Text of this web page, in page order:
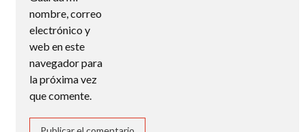
nombre, correo
electrónico y
web en este
navegador para
la próxima vez
que comente.